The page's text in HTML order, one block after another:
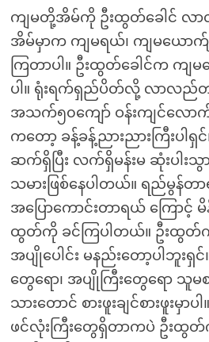
ကျမတို့အိမ်ကို ဦးထွတ်ခေါင် လ
အိမ်မှာက ကျမရယ်၊ ကျမယောက်
ကြတာပါ။ ဦးထွတ်ခေါင်က ကျ
ပါ။ ရုံးရက်ရှည်ပိတ်လို့ လာလည်တ
အသက်၅၀ကျော် ဝန်းကျင်လောက်
ကတော့ ခန့်ခန့်ညားညားကြီးပါ
ဆက်ရှိပြီး လက်ရှိမန်းမ ဆုံးပါ
သမားဖြစ်နေပါတယ်။ ရည်မွန်တာ
အပြောကောင်းတာရယ် ကြောင့်
ထွတ်ကို ခင်ကြပါတယ်။ ဦးထွတ်က
အပျိုပေါင်း မနည်းတော့ပါဘူးရှ
တွေရော၊ အပျိုကြီးတွေရော သူမ
သားတောင် စားဖူးချင်စားဖူးမှာ
ဖင်လုံးကြီးတွေရှိတာကပဲ ဦးထွတ်